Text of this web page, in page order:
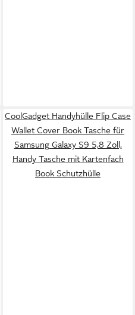
CoolGadget Handyhülle Flip Case
Wallet Cover Book Tasche für
Samsung Galaxy S9 5,8 Zoll,
Handy Tasche mit Kartenfach
Book Schutzhülle